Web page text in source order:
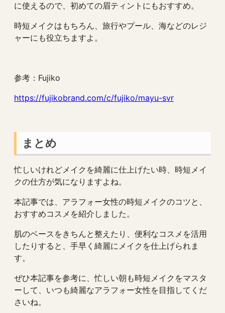
に使えるので、初めての眉ティントにもおすすめ。
時短メイクはもちろん、旅行やプール、海などのレジ
ャーにも役立ちますよ。
参考：Fujiko
https://fujikobrand.com/c/fujiko/mayu-svr
まとめ
忙しいけれどメイクを綺麗に仕上げたい時、時短メイ
クの仕方が気になりますよね。
本記事では、アラフォー女性の時短メイクのコツと、
おすすめコスメを紹介しました。
肌のベースをきちんと整えたり、便利なコスメを活用
したりすると、手早く綺麗にメイクを仕上げられま
す。
ぜひ本記事を参考に、忙しい朝も時短メイクをマスタ
ーして、いつも綺麗なアラフォー女性を目指してくだ
さいね。